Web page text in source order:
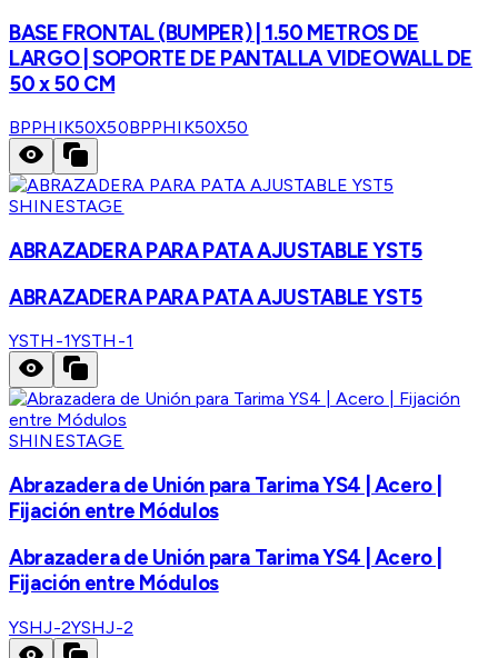
BASE FRONTAL (BUMPER) | 1.50 METROS DE
LARGO | SOPORTE DE PANTALLA VIDEOWALL DE
50 x 50 CM
BPPHIK50X50BPPHIK50X50
SHINESTAGE
ABRAZADERA PARA PATA AJUSTABLE YST5
ABRAZADERA PARA PATA AJUSTABLE YST5
YSTH-1YSTH-1
SHINESTAGE
Abrazadera de Unión para Tarima YS4 | Acero |
Fijación entre Módulos
Abrazadera de Unión para Tarima YS4 | Acero |
Fijación entre Módulos
YSHJ-2YSHJ-2